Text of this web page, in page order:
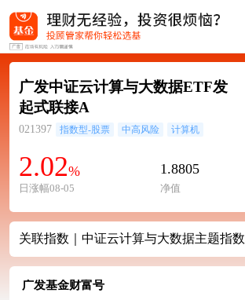
广发中证云计算与大数据ETF发
起式联接A
021397 指数型-股票 中高风险 计算机
2.02%
日涨幅08-05
1.8805
净值
关联指数｜中证云计算与大数据主题指数
广发基金财富号